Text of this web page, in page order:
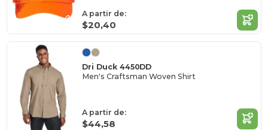
A partir de:
$20,40
Dri Duck 4450DD
Men's Craftsman Woven Shirt
A partir de:
$44,58